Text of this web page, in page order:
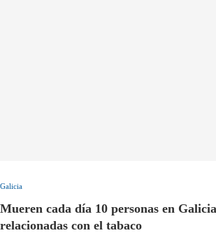
Galicia
Mueren cada día 10 personas en
relacionadas con el tabaco